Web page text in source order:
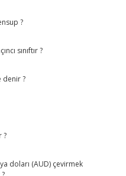
?
sınıftır ?
denir ?
?
doları (AUD) çevirmek